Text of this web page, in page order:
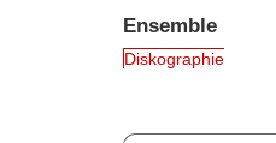
Ensemble
Diskographie